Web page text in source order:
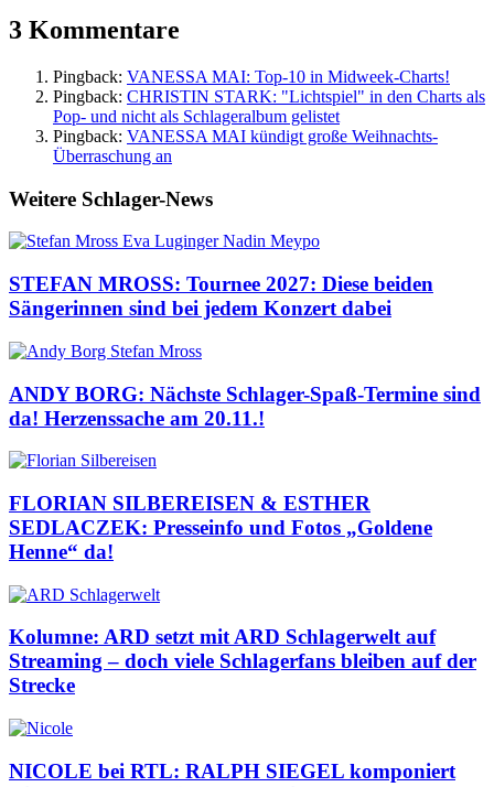
3 Kommentare
Pingback: VANESSA MAI: Top-10 in Midweek-Charts!
Pingback: CHRISTIN STARK: "Lichtspiel" in den Charts als
Pop- und nicht als Schlageralbum gelistet
Pingback: VANESSA MAI kündigt große Weihnachts-
Überraschung an
Weitere Schlager-News
STEFAN MROSS: Tournee 2027: Diese beiden
Sängerinnen sind bei jedem Konzert dabei
ANDY BORG: Nächste Schlager-Spaß-Termine sind
da! Herzenssache am 20.11.!
FLORIAN SILBEREISEN & ESTHER
SEDLACZEK: Presseinfo und Fotos „Goldene
Henne“ da!
Kolumne: ARD setzt mit ARD Schlagerwelt auf
Streaming – doch viele Schlagerfans bleiben auf der
Strecke
NICOLE bei RTL: RALPH SIEGEL komponiert